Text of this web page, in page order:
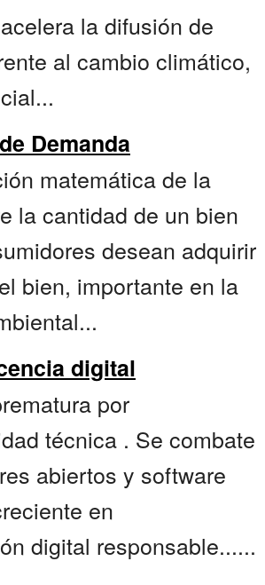
la difusión de
al cambio climático,
Demanda
matemática de la
la cantidad de un bien
desean adquirir
bien, importante en la
digital
por
técnica . Se combate
abiertos y software
en
digital responsable......